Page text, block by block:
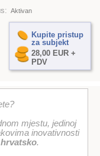
Aktivan
Kupite pristup
za subjekt
28,00 EUR +
PDV
mjestu, jedinoj
inovativnosti
.